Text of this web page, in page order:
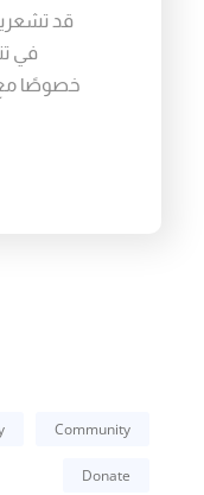
قد
في
خصوصًا مع
Community
Donate